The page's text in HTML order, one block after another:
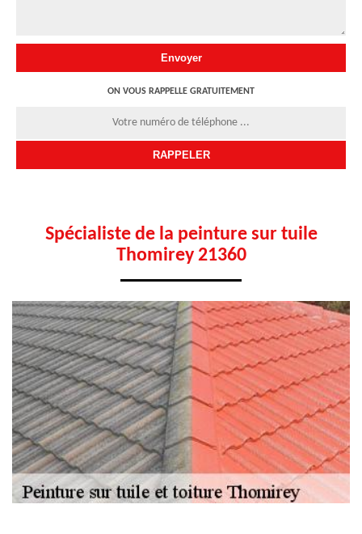
ON VOUS RAPPELLE GRATUITEMENT
Spécialiste de la peinture sur tuile
Thomirey 21360